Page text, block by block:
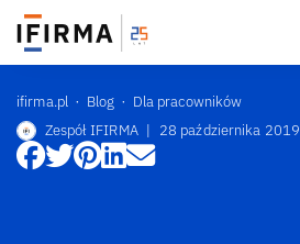
ifirma.pl Blog
Dla pracowników
Zespół IFIRMA | 28 października 2019